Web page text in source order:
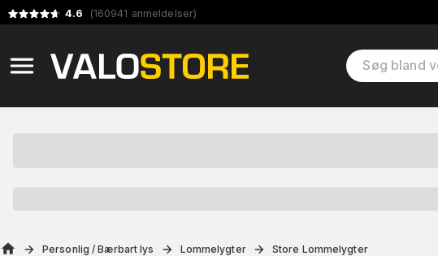
4.6 (160941 anmeldelser)
Personlig / Bærbart lys Lommelygter Store Lommelygter